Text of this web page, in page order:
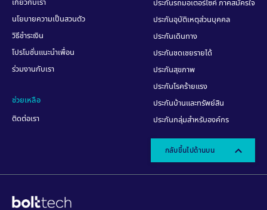
ที่คิดถึงกันนะครับ ในการขอวีซ่าเชงเก้นมีการระบุ
ไว้ว่าต้องมีประกันการเดินทางแนบมาด้วย